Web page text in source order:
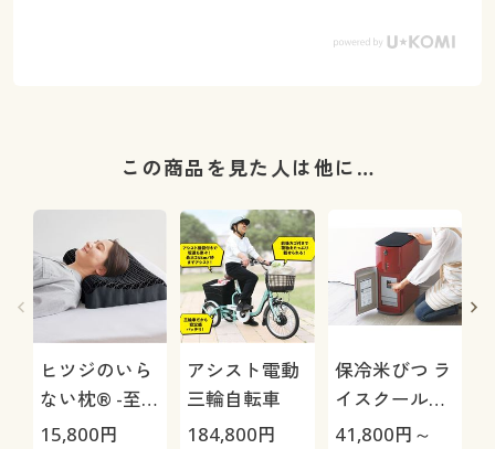
この商品を見た人は他に…
ヒツジのいら
ない枕® -至
極-
15,800円
アシスト電動
三輪自転車
184,800円
保冷米びつ ラ
イスクール
HRC-
41,800円～